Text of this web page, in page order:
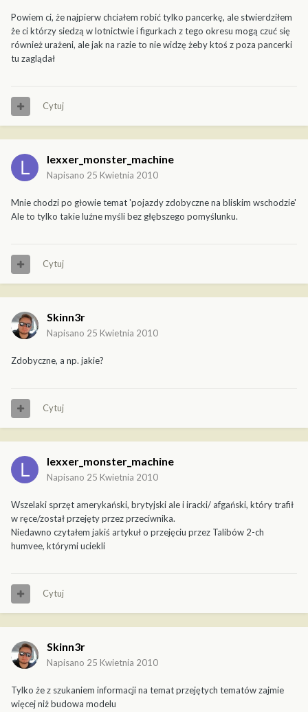
Powiem ci, że najpierw chciałem robić tylko pancerkę, ale stwierdziłem
że ci którzy siedzą w lotnictwie i figurkach z tego okresu mogą czuć się
również urażeni, ale jak na razie to nie widzę żeby ktoś z poza pancerki
tu zaglądał
Cytuj
lexxer_monster_machine
Napisano 25 Kwietnia 2010
Mnie chodzi po głowie temat 'pojazdy zdobyczne na bliskim wschodzie'
Ale to tylko takie luźne myśli bez głębszego pomyślunku.
Cytuj
Skinn3r
Napisano 25 Kwietnia 2010
Zdobyczne, a np. jakie?
Cytuj
lexxer_monster_machine
Napisano 25 Kwietnia 2010
Wszelaki sprzęt amerykański, brytyjski ale i iracki/ afgański, który trafił
w ręce/został przejęty przez przeciwnika.
Niedawno czytałem jakiś artykuł o przejęciu przez Talibów 2-ch
humvee, którymi uciekli
Cytuj
Skinn3r
Napisano 25 Kwietnia 2010
Tylko że z szukaniem informacji na temat przejętych tematów zajmie
więcej niż budowa modelu